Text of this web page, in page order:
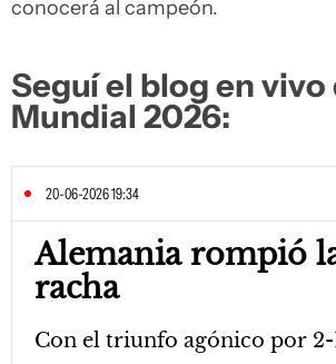
conocerá al campeón.
Seguí el blog en vivo
Mundial 2026:
20-06-2026 19:34
Alemania rompió
racha
Con el triunfo agónico por 2-